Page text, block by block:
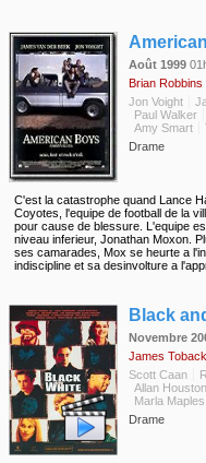
Août 1999
Brian Robbins
Jon Voight
Paul Walker
Amy Smart
Drame
C'est la catastrophe quand Lance
Coyotes, l'equipe de football de la
pour cause de blessure. L'equipe
niveau inferieur, Jonathan Moxon.
ses camarades, Mox se heurte a
indiscipline et sa desinvolture a
Black
Novembre
James Toback
Scott Caan
Allan Houston
Marla Maples
Drame